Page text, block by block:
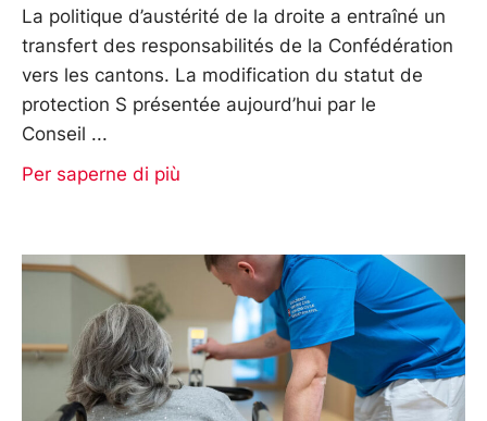
La politique d’austérité de la droite a entraîné un
transfert des responsabilités de la Confédération
vers les cantons. La modification du statut de
protection S présentée aujourd’hui par le
Conseil
Per saperne di più